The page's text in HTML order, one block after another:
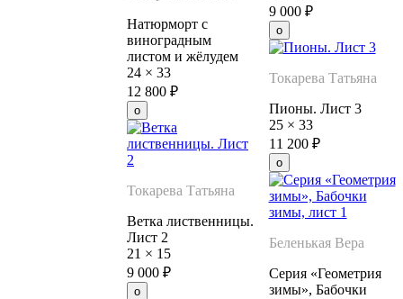
Натюрморт с
виноградным
листом и жёлудем
24 × 33
12 800 ₽
Токарева Татьяна
Ветка лиственницы.
Лист 2
21 × 15
9 000 ₽
9 000 ₽
Токарева Татьяна
Пионы. Лист 3
25× 33
11 200 ₽
Беленькая Вера
Серия «Геометрия
зимы», Бабочки